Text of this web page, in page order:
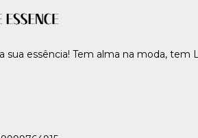
sua essência! Tem alma na moda, tem